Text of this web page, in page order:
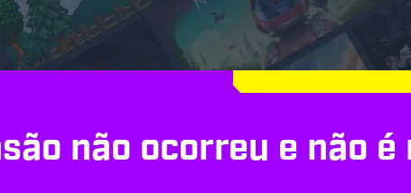
não ocorreu e não